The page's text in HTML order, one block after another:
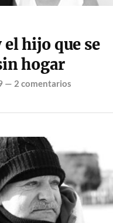
el hijo que se
hogar
— 2 comentarios